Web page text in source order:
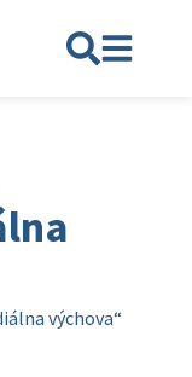
výchova“